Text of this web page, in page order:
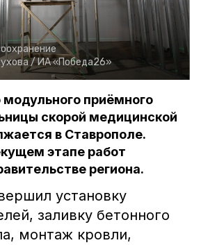
/ИА «Победа26»
приёмного
скорой медицинской
в Ставрополе.
этапе работ
региона.
установку
заливку бетонного
монтаж кровли,